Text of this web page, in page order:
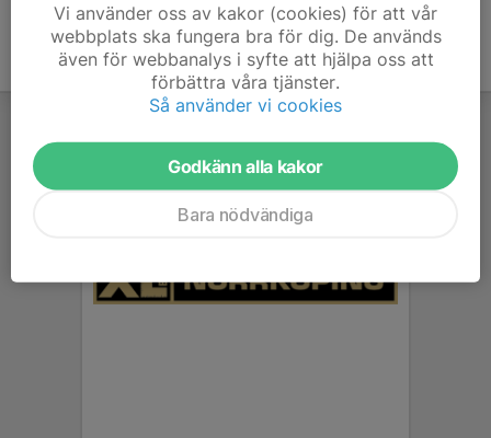
Vi använder oss av kakor (cookies) för att vår
webbplats ska fungera bra för dig. De används
även för webbanalys i syfte att hjälpa oss att
förbättra våra tjänster.
Så använder vi cookies
Godkänn alla kakor
Bara nödvändiga